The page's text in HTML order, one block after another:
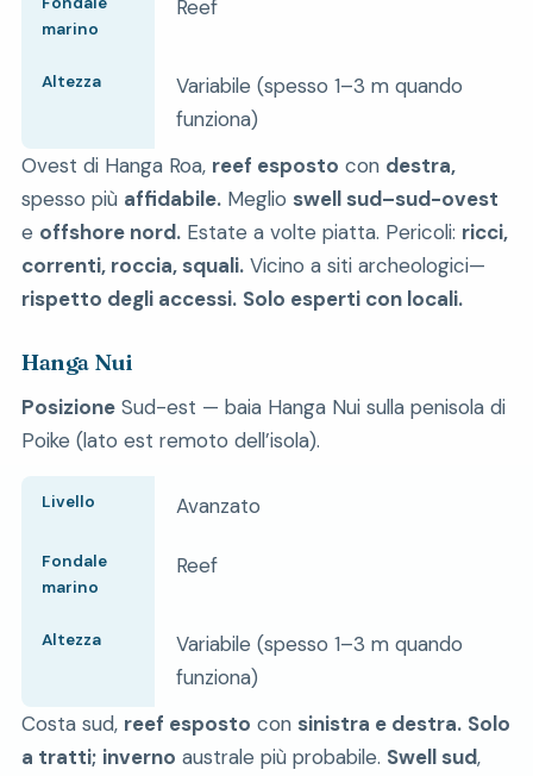
marino
Reef
Altezza
Variabile (spesso 1–3 m quando
funziona)
Ovest di Hanga Roa, reef esposto con destra,
spesso più affidabile.Meglio swell sud–sud-ovest
e offshore nord.Estate a volte piatta. Pericoli: ricci,
correnti, roccia, squali.Vicino a siti archeologici—
rispetto degli accessi. Solo esperti con locali.
Hanga Nui
PosizioneSud-est — baia Hanga Nui sulla penisola di
Poike (lato est remoto dell’isola).
Livello Avanzato
Fondale
marino
Reef
Altezza
Variabile (spesso 1–3 m quando
funziona)
Costa sud, reef esposto con sinistra e destra. Solo
a tratti; inverno australe più probabile. Swell sud,